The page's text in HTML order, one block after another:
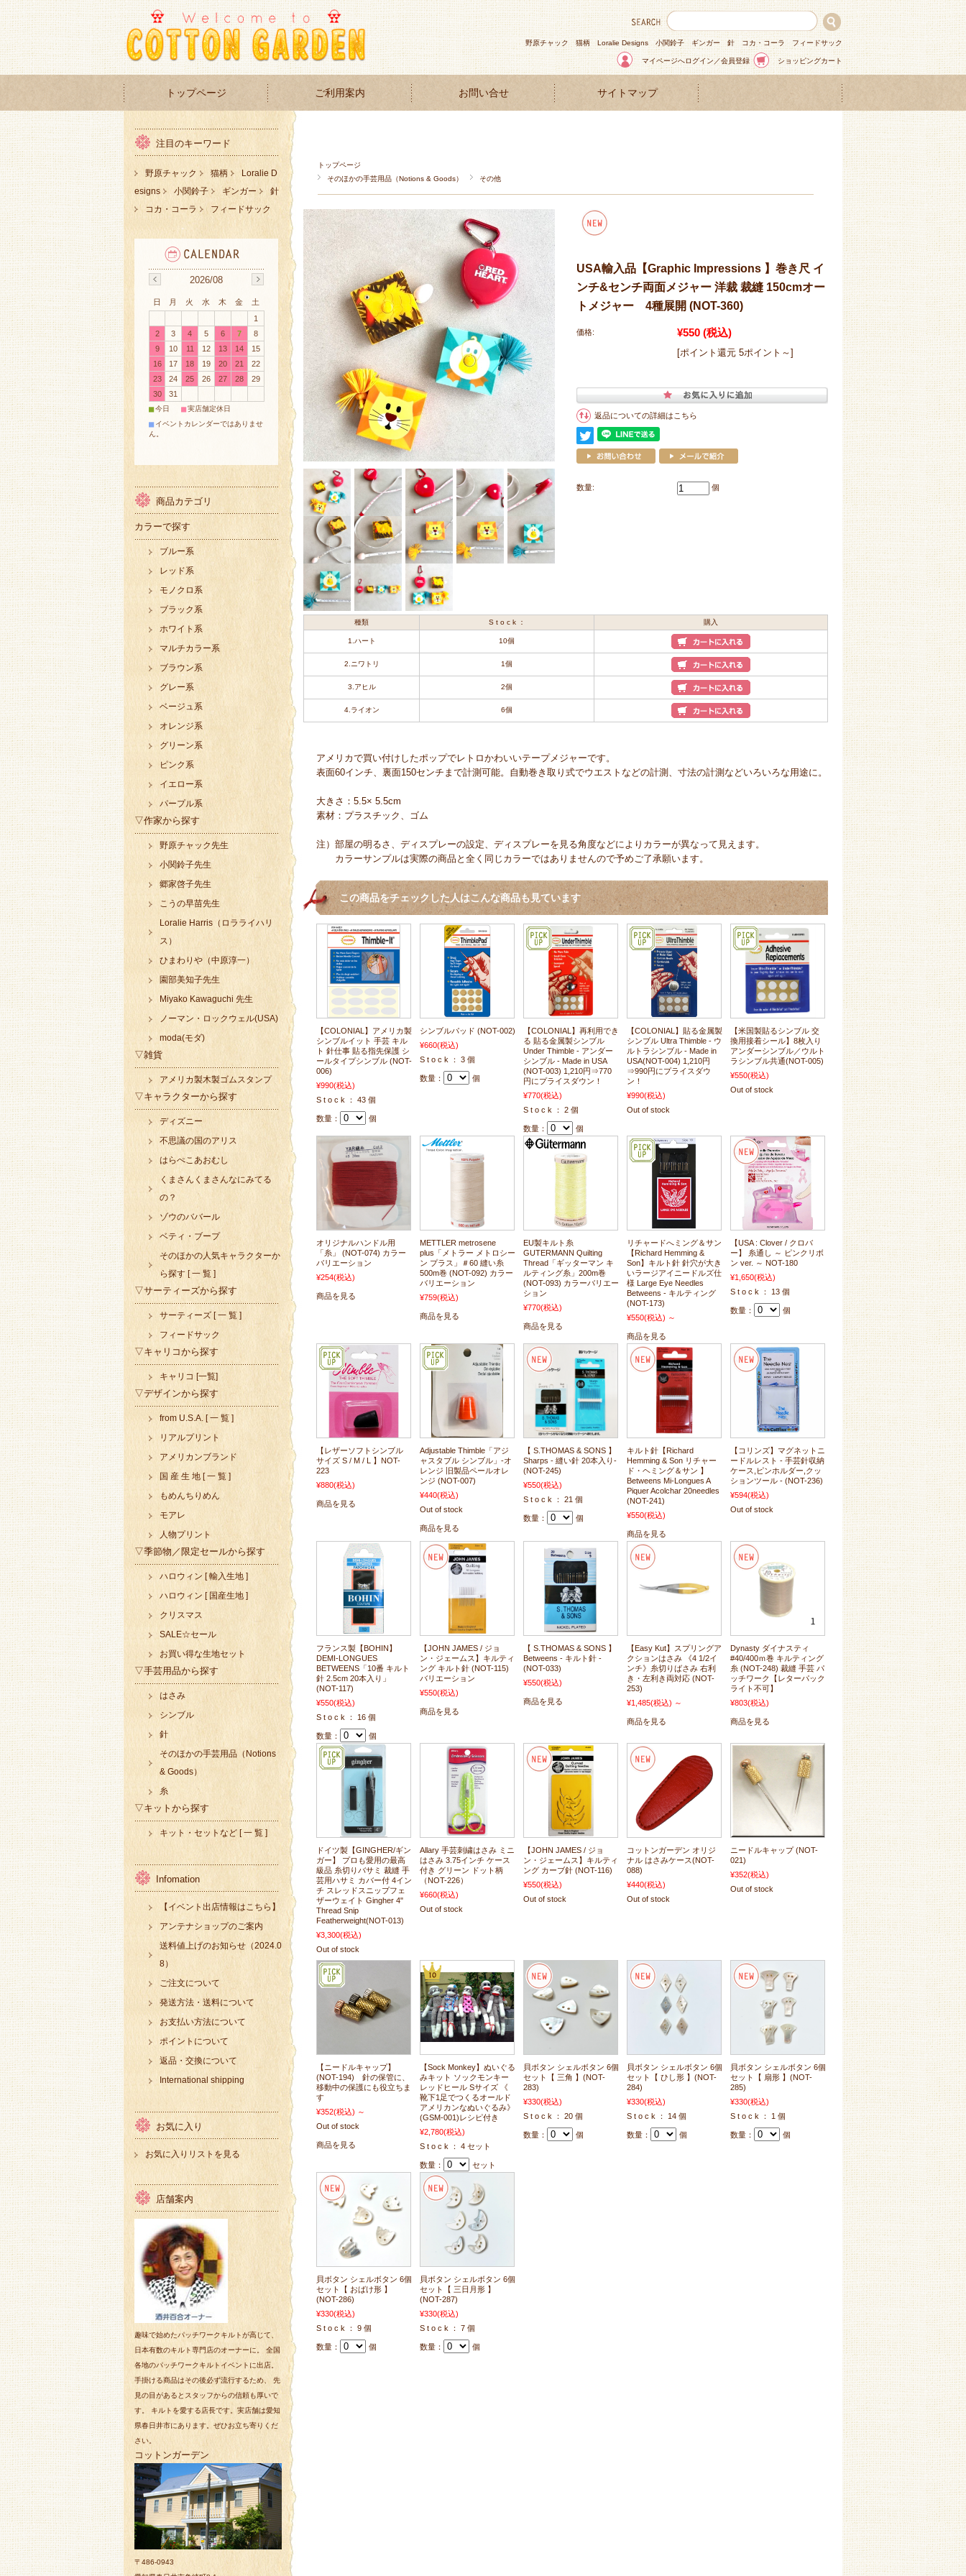
野原チャック 猫柄 Loralie Designs 小関鈴子 ギンガー 針 コカ・コーラ フィードサック
マイページへログイン／会員登録 ショッピングカート
トップページ ご利用案内 お問い合せ サイトマップ
トップページ
そのほかの手芸用品（Notions & Goods）
その他
USA輸入品【Graphic Impressions 】巻き尺 イ
ンチ&センチ両面メジャー 洋裁 裁縫 150cmオー
トメジャー 4種展開 (NOT-360)
価格: ¥550 (税込)
[ポイント還元 5ポイント～]
返品についての詳細はこちら
数量: 個
種類 S t o c k ： 購入
1.ハート 10個
2.ニワトリ 1個
3.アヒル 2個
4.ライオン 6個
アメリカで買い付けしたポップでレトロかわいいテープメジャーです。
表面60インチ、裏面150センチまで計測可能。自動巻き取り式でウエストなどの計測、寸法の計測などいろいろな用途に。
大きさ：5.5× 5.5cm
素材：プラスチック、ゴム
注）部屋の明るさ、ディスプレーの設定、ディスプレーを見る角度などによりカラーが異なって見えます。
カラーサンプルは実際の商品と全く同じカラーではありませんので予めご了承願います。
この商品をチェックした人はこんな商品も見ています
【COLONIAL】アメリカ製
シンブルイット 手芸 キル
ト 針仕事 貼る指先保護 シ
ールタイプシンブル (NOT-
006)
¥990(税込)
S t o c k ： 43 個
数量： 個
シンブルパッド (NOT-002)
¥660(税込)
S t o c k ： 3 個
数量： 個
【COLONIAL】再利用でき
る 貼る金属製シンブル
Under Thimble - アンダー
シンブル - Made in USA
(NOT-003) 1,210円⇒770
円にプライスダウン！
¥770(税込)
S t o c k ： 2 個
数量： 個
【COLONIAL】貼る金属製
シンブル Ultra Thimble - ウ
ルトラシンブル - Made in
USA(NOT-004) 1,210円
⇒990円にプライスダウ
ン！
¥990(税込)
Out of stock
【米国製貼るシンブル 交
換用接着シール】8枚入り
アンダーシンブル／ウルト
ラシンブル共通(NOT-005)
¥550(税込)
Out of stock
オリジナルハンドル用
「糸」 (NOT-074) カラー
バリエーション
¥254(税込)
商品を見る
METTLER metrosene
plus「メトラー メトロシー
ン プラス」＃60 縫い糸
500m巻 (NOT-092) カラー
バリエーション
¥759(税込)
商品を見る
EU製キルト糸
GUTERMANN Quilting
Thread「ギッターマン キ
ルティング糸」200m巻
(NOT-093) カラーバリエー
ション
¥770(税込)
商品を見る
リチャードへミング＆サン
【Richard Hemming &
Son】キルト針 針穴が大き
いラージアイニードルズ仕
様 Large Eye Needles
Betweens - キルティング
(NOT-173)
¥550(税込) ～
商品を見る
【USA : Clover / クロバ
ー】 糸通し ～ ピンクリボ
ン ver. ～ NOT-180
¥1,650(税込)
S t o c k ： 13 個
数量： 個
【レザーソフトシンブル
サイズ S / M / L 】NOT-
223
¥880(税込)
商品を見る
Adjustable Thimble「アジ
ャスタブル シンブル」-オ
レンジ 旧製品ペールオレ
ンジ (NOT-007)
¥440(税込)
Out of stock
商品を見る
【 S.THOMAS & SONS 】
Sharps - 縫い針 20本入り-
(NOT-245)
¥550(税込)
S t o c k ： 21 個
数量： 個
キルト針【Richard
Hemming & Son リチャー
ド・ヘミング＆サン 】
Betweens Mi-Longues A
Piquer Acolchar 20needles
(NOT-241)
¥550(税込)
商品を見る
【コリンズ】マグネットニ
ードルレスト - 手芸針収納
ケース,ピンホルダー,クッ
ションツール - (NOT-236)
¥594(税込)
Out of stock
フランス製【BOHIN】
DEMI-LONGUES
BETWEENS「10番 キルト
針 2.5cm 20本入り」
(NOT-117)
¥550(税込)
S t o c k ： 16 個
数量： 個
【JOHN JAMES / ジョ
ン・ジェームス】キルティ
ング キルト針 (NOT-115)
バリエーション
¥550(税込)
商品を見る
【 S.THOMAS & SONS 】
Betweens - キルト針 -
(NOT-033)
¥550(税込)
商品を見る
【Easy Kut】スプリングア
クションはさみ 《4 1/2イ
ンチ》糸切りばさみ 右利
き・左利き両対応 (NOT-
253)
¥1,485(税込) ～
商品を見る
Dynasty ダイナスティ
#40/400ｍ巻 キルティング
糸 (NOT-248) 裁縫 手芸 パ
ッチワーク【レターパック
ライト不可】
¥803(税込)
商品を見る
ドイツ製【GINGHER/ギン
ガー】 プロも愛用の最高
級品 糸切りバサミ 裁縫 手
芸用ハサミ カバー付 4イン
チ スレッドスニップフェ
ザーウェイト Gingher 4"
Thread Snip
Featherweight(NOT-013)
¥3,300(税込)
Out of stock
Allary 手芸刺繍はさみ ミニ
はさみ 3.75インチ ケース
付き グリーン ドット柄
（NOT-226）
¥660(税込)
Out of stock
【JOHN JAMES / ジョ
ン・ジェームス】キルティ
ング カーブ針 (NOT-116)
¥550(税込)
Out of stock
コットンガーデン オリジ
ナル はさみケース(NOT-
088)
¥440(税込)
Out of stock
ニードルキャップ (NOT-
021)
¥352(税込)
Out of stock
【ニードルキャップ】
(NOT-194) 針の保管に、
移動中の保護にも役立ちま
す
¥352(税込) ～
Out of stock
商品を見る
【Sock Monkey】ぬいぐる
みキット ソックモンキー
レッドヒール Sサイズ 《
靴下1足でつくるオールド
アメリカンなぬいぐるみ》
(GSM-001)レシピ付き
¥2,780(税込)
S t o c k ： 4 セット
数量： セット
貝ボタン シェルボタン 6個
セット【 三角 】(NOT-
283)
¥330(税込)
S t o c k ： 20 個
数量： 個
貝ボタン シェルボタン 6個
セット【 ひし形 】(NOT-
284)
¥330(税込)
S t o c k ： 14 個
数量： 個
貝ボタン シェルボタン 6個
セット【 扇形 】(NOT-
285)
¥330(税込)
S t o c k ： 1 個
数量： 個
貝ボタン シェルボタン 6個
セット【 おばけ形 】
(NOT-286)
¥330(税込)
S t o c k ： 9 個
数量： 個
貝ボタン シェルボタン 6個
セット【 三日月形 】
(NOT-287)
¥330(税込)
S t o c k ： 7 個
数量： 個
注目のキーワード
野原チャック 猫柄
Loralie D
esigns
小関鈴子 ギンガー
針
コカ・コーラ
フィードサック
2026/08
日 月 火 水 木 金
土
1
2
3 4 5 6 7
8
9
10 11 12 13 14
15
16
17 18 19 20 21
22
23
24 25 26 27 28
29
30
31
■今日 ■実店舗定休日
■ イベントカレンダーではありませ
ん。
商品カテゴリ
カラーで探す
ブルー系
レッド系
モノクロ系
ブラック系
ホワイト系
マルチカラー系
ブラウン系
グレー系
ベージュ系
オレンジ系
グリーン系
ピンク系
イエロー系
パープル系
▽作家から探す
野原チャック先生
小関鈴子先生
郷家啓子先生
こうの早苗先生
Loralie Harris（ロラライハリ
ス）
ひまわりや（中原淳一）
園部美知子先生
Miyako Kawaguchi 先生
ノーマン・ロックウェル(USA)
moda(モダ)
▽雑貨
アメリカ製木製ゴムスタンプ
▽キャラクターから探す
ディズニー
不思議の国のアリス
はらぺこあおむし
くまさんくまさんなにみてる
の？
ゾウのババール
ベティ・ブープ
そのほかの人気キャラクターか
ら探す [ 一 覧 ]
▽サーティーズから探す
サーティーズ [ 一 覧 ]
フィードサック
▽キャリコから探す
キャリコ [一覧]
▽デザインから探す
from U.S.A. [ 一 覧 ]
リアルプリント
アメリカンブランド
国 産 生 地 [ 一 覧 ]
もめんちりめん
モアレ
人物プリント
▽季節物／限定セールから探す
ハロウィン [ 輸入生地 ]
ハロウィン [ 国産生地 ]
クリスマス
SALE☆セール
お買い得な生地セット
▽手芸用品から探す
はさみ
シンブル
針
そのほかの手芸用品（Notions
& Goods）
糸
▽キットから探す
キット・セットなど [ 一 覧 ]
Infomation
【イベント出店情報はこちら】
アンテナショップのご案内
送料値上げのお知らせ（2024.0
8）
ご注文について
発送方法・送料について
お支払い方法について
ポイントについて
返品・交換について
International shipping
お気に入り
お気に入りリストを見る
店舗案内
趣味で始めたパッチワークキルトが高じて、
日本有数のキルト専門店のオーナーに。 全国
各地のパッチワークキルトイベントに出店。
手掛ける商品はその後必ず流行するため、 先
見の目があるとスタッフからの信頼も厚いで
す。 キルトを愛する店長です。実店舗は愛知
県春日井市にあります。ぜひお立ち寄りくだ
さい。
コットンガーデン
〒486-0943